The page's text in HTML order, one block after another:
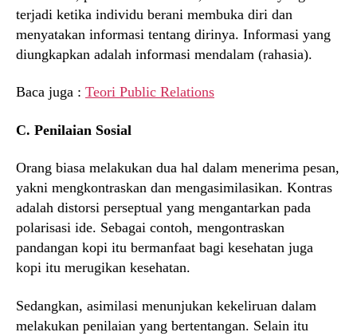
terjadi ketika individu berani membuka diri dan
menyatakan informasi tentang dirinya. Informasi yang
diungkapkan adalah informasi mendalam (rahasia).
Baca juga : Teori Public Relations
C. Penilaian Sosial
Orang biasa melakukan dua hal dalam menerima pesan,
yakni mengkontraskan dan mengasimilasikan. Kontras
adalah distorsi perseptual yang mengantarkan pada
polarisasi ide. Sebagai contoh, mengontraskan
pandangan kopi itu bermanfaat bagi kesehatan juga
kopi itu merugikan kesehatan.
Sedangkan, asimilasi menunjukan kekeliruan dalam
melakukan penilaian yang bertentangan. Selain itu